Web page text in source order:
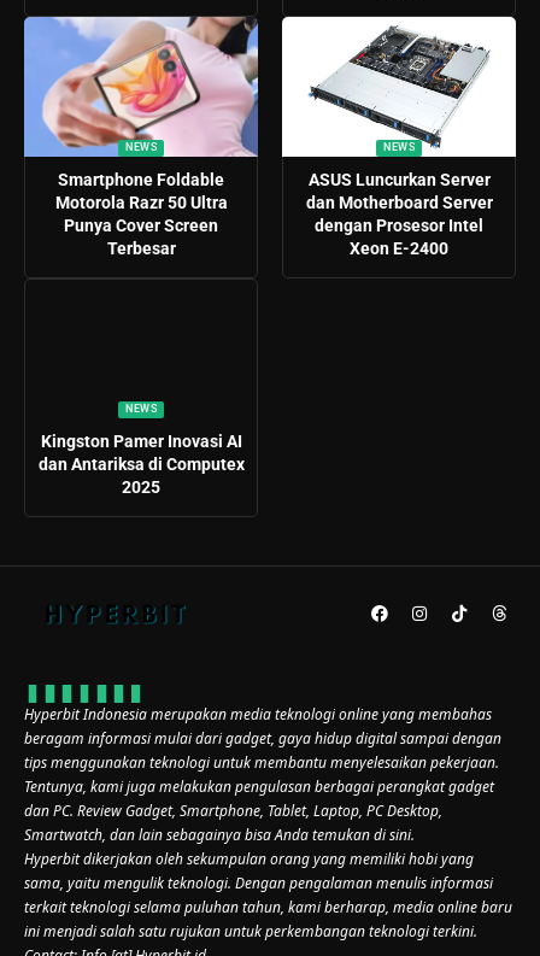
NEWS
Smartphone Foldable
Motorola Razr 50 Ultra
Punya Cover Screen
Terbesar
NEWS
ASUS Luncurkan Server
dan Motherboard Server
dengan Prosesor Intel
Xeon E-2400
NEWS
Kingston Pamer Inovasi AI
dan Antariksa di Computex
2025
Hyperbit Indonesia merupakan media teknologi online yang membahas
beragam informasi mulai dari gadget, gaya hidup digital sampai dengan
tips menggunakan teknologi untuk membantu menyelesaikan pekerjaan.
Tentunya, kami juga melakukan pengulasan berbagai perangkat gadget
dan PC. Review Gadget, Smartphone, Tablet, Laptop, PC Desktop,
Smartwatch, dan lain sebagainya bisa Anda temukan di sini.
Hyperbit dikerjakan oleh sekumpulan orang yang memiliki hobi yang
sama, yaitu mengulik teknologi. Dengan pengalaman menulis informasi
terkait teknologi selama puluhan tahun, kami berharap, media online baru
ini menjadi salah satu rujukan untuk perkembangan teknologi terkini.